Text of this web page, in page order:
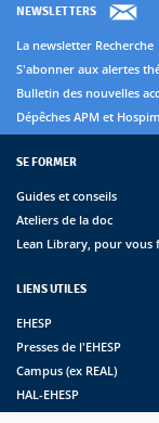
NEWSLETTERS
La newsletter Recherche
S'abonner aux alertes
Bulletin des nouvelles
Dépêches APM et
SE FORMER
Guides et conseils
Ateliers de la doc
Lean Library, pour vous
LIENS UTILES
EHESP
Presses de l'EHESP
Campus (ex REAL)
HAL-EHESP